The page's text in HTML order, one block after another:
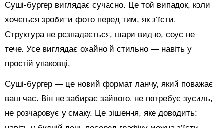
Суші-бургер виглядає сучасно. Це той випадок, коли
хочеться зробити фото перед тим, як з’їсти.
Структура не розпадається, шари видно, соус не
тече. Усе виглядає охайно й стильно — навіть у
простій упаковці.
Суші-бургер — це новий формат ланчу, який поважає
ваш час. Він не забирає зайвого, не потребує зусиль,
не розчаровує у смаку. Це рішення, яке доводить: